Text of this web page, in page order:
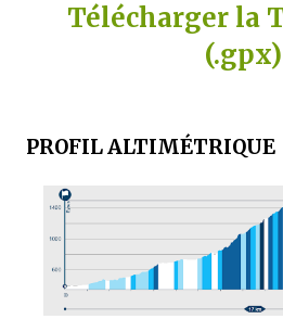
Télécharger la
(.gpx)
PROFIL ALTIMÉTRIQUE